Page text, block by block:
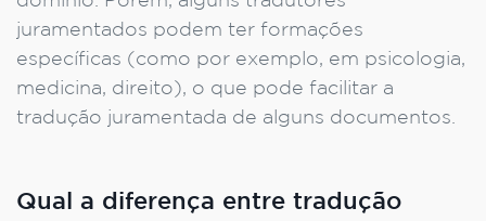
juramentados podem ter formações
específicas (como por exemplo, em psicologia,
medicina, direito), o que pode facilitar a
tradução juramentada de alguns documentos.
Qual a diferença entre tradução